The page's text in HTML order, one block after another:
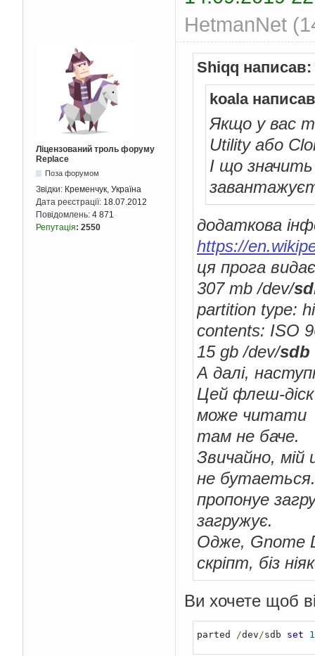
HetmanNet
Ліцензований троль форуму
Replace
Поза форумом
Звідки: Кременчук, Україна
Дата реєстрації: 18.07.2012
Повідомлень: 4 871
Репутація: 2550
Shiqq написав:
koala
Якщо у вас
Utility або
І що
додаткова
https://
ця прога
307 mb /dev/
partition type:
contents: ISO
15 gb /dev/sdb
А далі,
Цей флеш-діск
може
там не баче.
Звичайно, мій
не
пропонуе
загружує.
Одже, Gnome
скріпт, біз
Ви хочете щоб
parted /dev/sdb set 1